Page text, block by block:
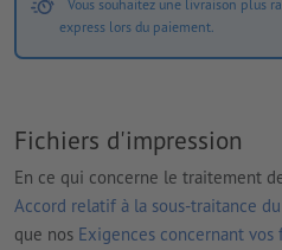
Vous souhaitez une livraison plus
express lors du paiement.
Fichiers d'impression
En ce qui concerne le traitement
Accord relatif à la sous-traitance
que nos Exigences concernant